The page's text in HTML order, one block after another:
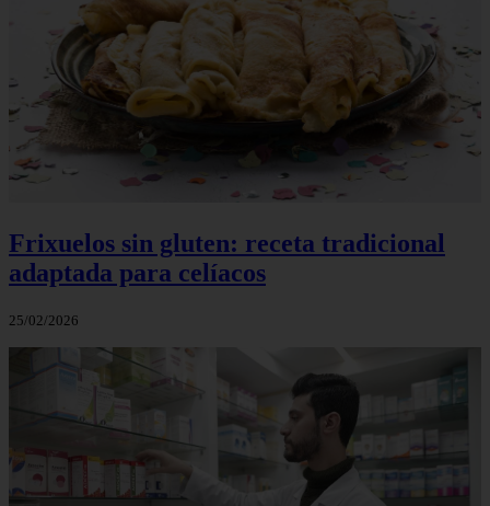
Frixuelos sin gluten: receta tradicional
adaptada para celíacos
25/02/2026